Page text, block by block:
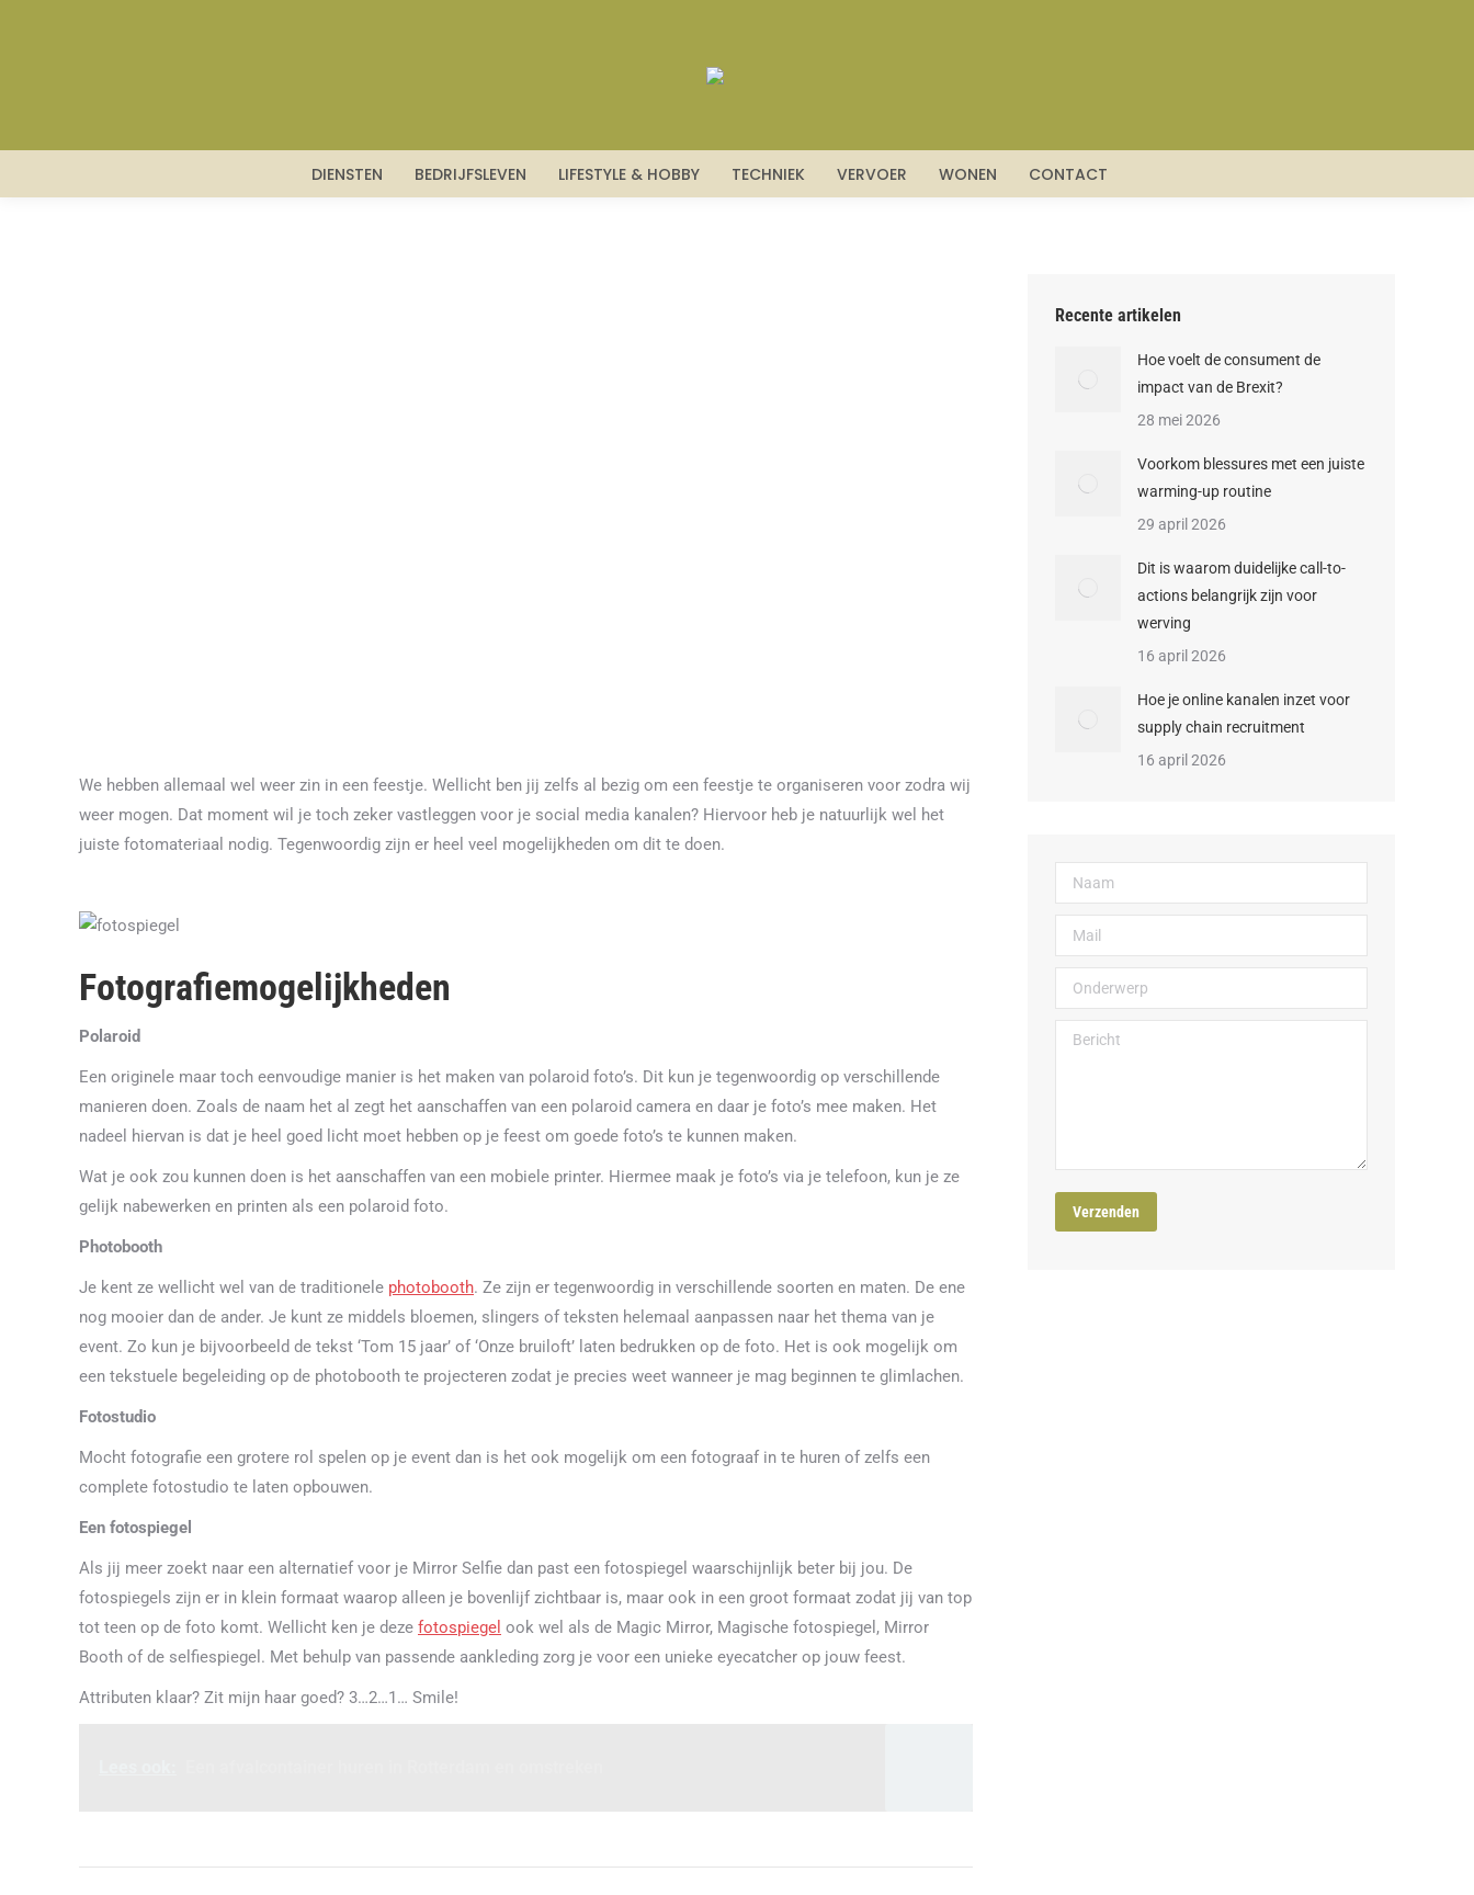
DIENSTEN BEDRIJFSLEVEN LIFESTYLE & HOBBY TECHNIEK VERVOER WONEN CONTACT
We hebben allemaal wel weer zin in een feestje. Wellicht ben jij zelfs al bezig om een feestje te organiseren voor zodra wij
weer mogen. Dat moment wil je toch zeker vastleggen voor je social media kanalen? Hiervoor heb je natuurlijk wel het
juiste fotomateriaal nodig. Tegenwoordig zijn er heel veel mogelijkheden om dit te doen.
Fotografiemogelijkheden
Polaroid
Een originele maar toch eenvoudige manier is het maken van polaroid foto’s. Dit kun je tegenwoordig op verschillende
manieren doen. Zoals de naam het al zegt het aanschaffen van een polaroid camera en daar je foto’s mee maken. Het
nadeel hiervan is dat je heel goed licht moet hebben op je feest om goede foto’s te kunnen maken.
Wat je ook zou kunnen doen is het aanschaffen van een mobiele printer. Hiermee maak je foto’s via je telefoon, kun je ze
gelijk nabewerken en printen als een polaroid foto.
Photobooth
Je kent ze wellicht wel van de traditionele photobooth. Ze zijn er tegenwoordig in verschillende soorten en maten. De ene
nog mooier dan de ander. Je kunt ze middels bloemen, slingers of teksten helemaal aanpassen naar het thema van je
event. Zo kun je bijvoorbeeld de tekst ‘Tom 15 jaar’ of ‘Onze bruiloft’ laten bedrukken op de foto. Het is ook mogelijk om
een tekstuele begeleiding op de photobooth te projecteren zodat je precies weet wanneer je mag beginnen te glimlachen.
Fotostudio
Mocht fotografie een grotere rol spelen op je event dan is het ook mogelijk om een fotograaf in te huren of zelfs een
complete fotostudio te laten opbouwen.
Een fotospiegel
Als jij meer zoekt naar een alternatief voor je Mirror Selfie dan past een fotospiegel waarschijnlijk beter bij jou. De
fotospiegels zijn er in klein formaat waarop alleen je bovenlijf zichtbaar is, maar ook in een groot formaat zodat jij van top
tot teen op de foto komt. Wellicht ken je deze fotospiegel ook wel als de Magic Mirror, Magische fotospiegel, Mirror
Booth of de selfiespiegel. Met behulp van passende aankleding zorg je voor een unieke eyecatcher op jouw feest.
Attributen klaar? Zit mijn haar goed? 3…2…1… Smile!
Recente artikelen
Hoe voelt de consument de
impact van de Brexit?
28 mei 2026
Voorkom blessures met een juiste
warming-up routine
29 april 2026
Dit is waarom duidelijke call-to-
actions belangrijk zijn voor
werving
16 april 2026
Hoe je online kanalen inzet voor
supply chain recruitment
16 april 2026